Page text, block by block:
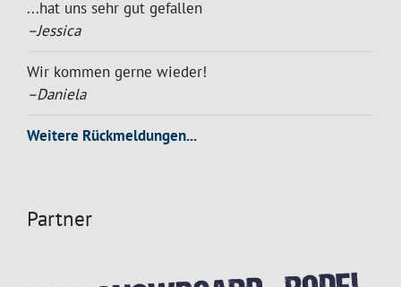
...hat uns sehr gut gefallen
–Jessica
Wir kommen gerne wieder!
–Daniela
Weitere Rückmeldungen...
Partner